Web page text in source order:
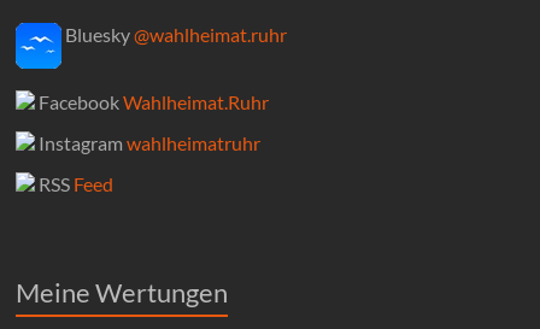
Bluesky@wahlheimat.ruhr
FacebookWahlheimat.Ruhr
Instagramwahlheimatruhr
RSS Feed
Meine Wertungen